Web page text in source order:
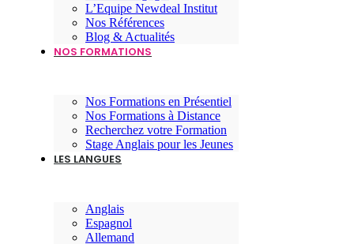
L’Equipe Newdeal Institut
Nos Références
Blog & Actualités
NOS FORMATIONS
Nos Formations en Présentiel
Nos Formations à Distance
Recherchez votre Formation
Stage Anglais pour les Jeunes
LES LANGUES
Anglais
Espagnol
Allemand